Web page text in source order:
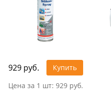
929 руб.
Купить
Цена за 1 шт: 929 руб.